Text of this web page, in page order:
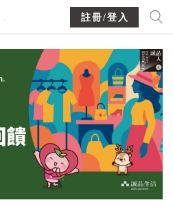
註冊/登入